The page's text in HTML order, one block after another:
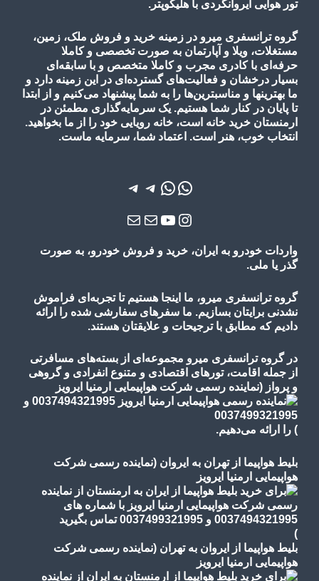
تور هوایی ایروانگردی با هلیکوپتر.
گروه ترانسفری میرو در زمینه خرید و فروش ملک، زمین،
مستغلات، ویلا و آپارتمان به صورت تخصصی و کاملا
حرفه‌ای با کادری مجرب و کاملا متخصص و با سابقه‌ای
بسیار درخشان و فعالیت‌های گسترده‌ای در این زمینه دارد و
ما بهترینها و مناسبترین‌ها را به شما پیشنهاد می‌کنیم و از ابتدا
تا پایان در کنار شما هستیم. یک سرمایه‌گذاری مطمئن در
ارمنستان خرید خانه است، خانه رویایی خود را از ما بخواهید.
انتخاب خوب، هنر است. اعتماد شما، سرمایه ماست.
واتس‌اپ
واتس‌اپ
تلگرامتلگرام
اینستاگرم
یوتیوب
ایمیلایمیل
واردات خودرو به ایران، خرید و فروش خودرو، به صورت
گذر یا ملی.
گروه ترانسفری میرو، ما اینجا هستیم تا تجربه‌ای فراموش
نشدنی برایتان بسازیم. ما سفرهای سفارشی شده را ارائه
دادیم که مطابق با ترجیحات و علایقتان هستند.
در گروه ترانسفری میرو مجموعه‌ای از بسته‌های مسافرتی
از جمله اقامت، تورهای اقتصادی و متنوع انفرادی و گروهی
و پرواز (نماینده رسمی شرکت هواپیمایی ارمنیا ایرویز
) را ارائه می‌دهیم.
بلیط هواپیما از تهران به ایروان (نماینده رسمی شرکت
هواپیمایی ارمنیا ایرویز
)
بلیط هواپیما از ایروان به تهران (نماینده رسمی شرکت
هواپیمایی ارمنیا ایرویز